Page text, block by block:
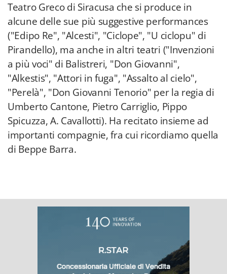
Teatro Greco di Siracusa che si produce in
alcune delle sue più suggestive performances
("Edipo Re", "Alcesti", "Ciclope", "U ciclopu" di
Pirandello), ma anche in altri teatri ("Invenzioni
a più voci" di Balistreri, "Don Giovanni",
"Alkestis", "Attori in fuga", "Assalto al cielo",
"Perelà", "Don Giovanni Tenorio" per la regia di
Umberto Cantone, Pietro Carriglio, Pippo
Spicuzza, A. Cavallotti). Ha recitato insieme ad
importanti compagnie, fra cui ricordiamo quella
di Beppe Barra.